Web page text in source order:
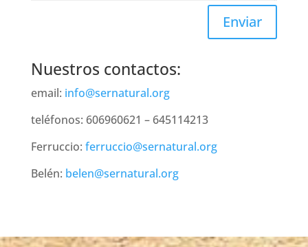
Enviar
Nuestros contactos:
email: info@sernatural.org
teléfonos: 606960621 – 645114213
Ferruccio: ferruccio@sernatural.org
Belén: belen@sernatural.org